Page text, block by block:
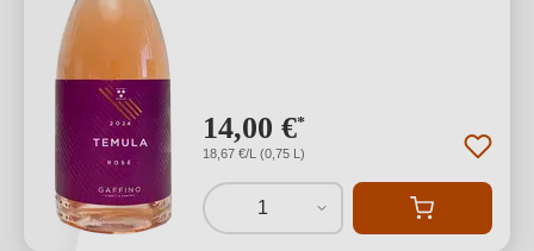
14,00 €*
18,67 €/L (0,75 L)
1